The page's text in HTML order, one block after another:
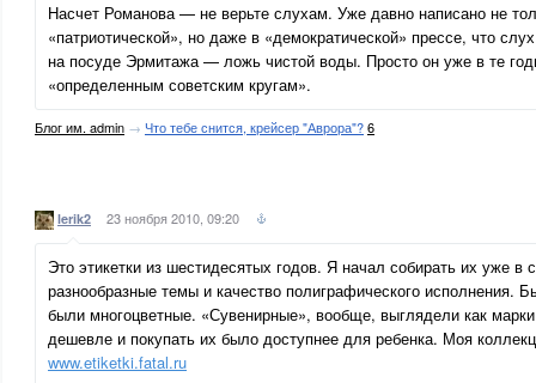
Насчет Романова — не верьте слухам. Уже давно написано не
«патриотической», но даже в «демократической» прессе, что
на посуде Эрмитажа — ложь чистой воды. Просто он уже в те
«определенным советским кругам».
Блог им. admin → Что тебе снится, крейсер "Аврора"?6
lerik2 23 ноября 2010, 09:20
Это этикетки из шестидесятых годов. Я начал собирать их уже в
разнообразные темы и качество полиграфического исполнения.
были многоцветные. «Сувенирные», вообще, выглядели как
дешевле и покупать их было доступнее для ребенка. Моя
www.etiketki.fatal.ru